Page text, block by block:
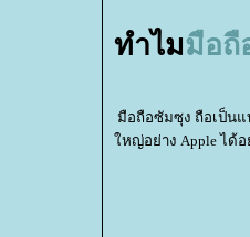
ทำไมมือถื
มือถือซัมซุง ถือเป็น
หญ่อย่าง Apple ได้อ